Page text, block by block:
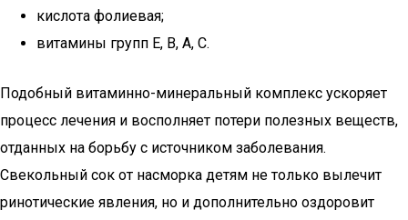
кислота фолиевая;
витамины групп Е, В, А, С.
Подобный витаминно-минеральный комплекс ускоряет
процесс лечения и восполняет потери полезных веществ,
отданных на борьбу с источником заболевания.
Свекольный сок от насморка детям не только вылечит
ринотические явления, но и дополнительно оздоровит